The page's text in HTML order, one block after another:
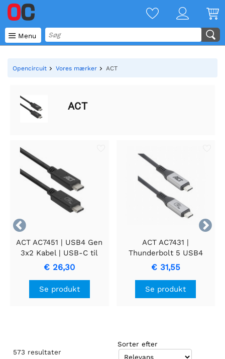
 Menu
Opencircuit Vores mærker ACT
ACT


ACT AC7451 | USB4 Gen
3x2 Kabel | USB-C til
USB-C | 0,8m | Sort
€ 26,30
Se produkt
ACT AC7431 |
Thunderbolt 5 USB4
Kabel | USB-C til USB-C
| 1,5 m | USB-IF
certificeret | Sort
€ 31,55
Se produkt
573 resultater
Sorter efter